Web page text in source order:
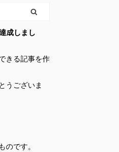
成しまし
きる記事を作
うございま
のです。